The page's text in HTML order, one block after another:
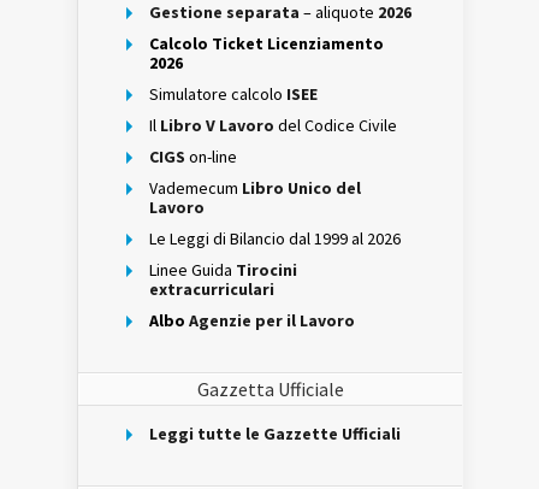
Gestione separata – aliquote 2026
Calcolo Ticket Licenziamento
2026
Simulatore calcolo ISEE
Il Libro V Lavoro del Codice Civile
CIGS on-line
Vademecum Libro Unico del
Lavoro
Le Leggi di Bilancio dal 1999 al 2026
Linee Guida Tirocini
extracurriculari
Albo Agenzie per il Lavoro
Gazzetta Ufficiale
Leggi tutte le Gazzette Ufficiali